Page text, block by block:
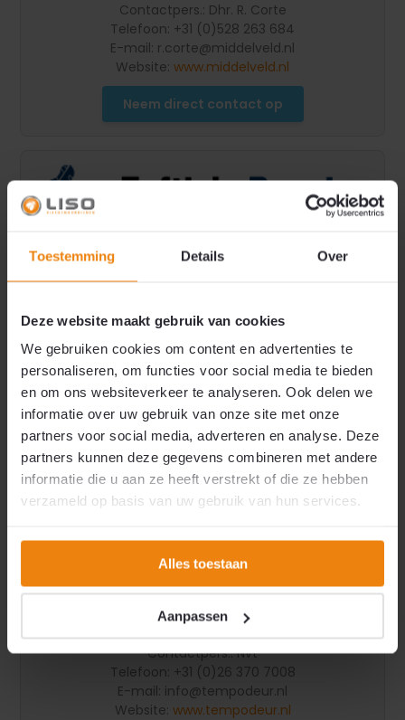
Toestemming Details Over
Deze website maakt gebruik van cookies
We gebruiken cookies om content en advertenties te
personaliseren, om functies voor social media te bieden
en om ons websiteverkeer te analyseren. Ook delen we
informatie over uw gebruik van onze site met onze
partners voor social media, adverteren en analyse. Deze
partners kunnen deze gegevens combineren met andere
informatie die u aan ze heeft verstrekt of die ze hebben
verzameld op basis van uw gebruik van hun services.
Alles toestaan
Aanpassen
Contactpers.: Dhr. R. Corte
Telefoon: +31 (0)528 263 684
E-mail: r.corte@middelveld.nl
Website: www.middelveld.nl
Neem direct contact op
Eeftink-Rensing Staalbouw BV
Telefoon: +31 (0)544 372 921
E-mail:info@eeftink-rensing.nl
Website:www.eeftink-rensing.nl
Neem direct contact op
Tempodeur BV
6921 HZ Duiven
Contactpers.: Nvt
Telefoon: +31 (0)26 370 7008
E-mail: info@tempodeur.nl
Website: www.tempodeur.nl